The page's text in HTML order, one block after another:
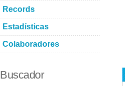
Records
Estadísticas
Colaboradores
Buscador